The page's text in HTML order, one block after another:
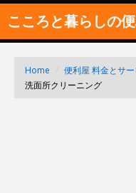
こころと暮らしの
SITEMAP
Home 便利屋 料金とサ
洗面所クリーニング